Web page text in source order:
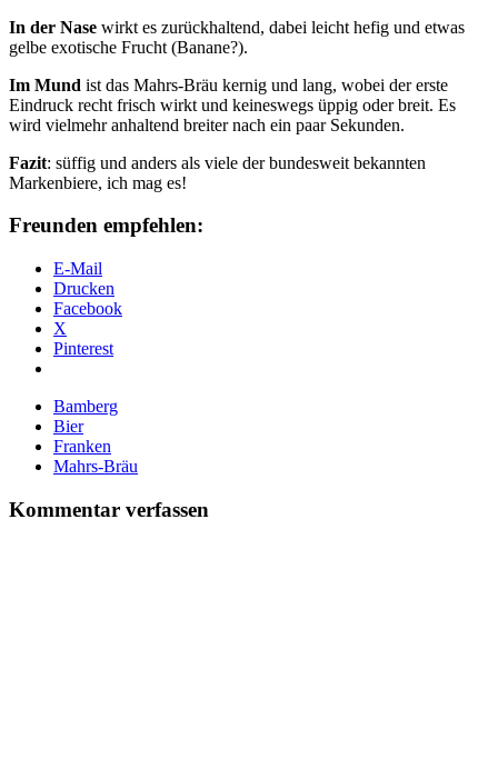
In der Nase wirkt es zurückhaltend, dabei leicht hefig und etwas
gelbe exotische Frucht (Banane?).
Im Mund ist das Mahrs-Bräu kernig und lang, wobei der erste
Eindruck recht frisch wirkt und keineswegs üppig oder breit. Es
wird vielmehr anhaltend breiter nach ein paar Sekunden.
Fazit: süffig und anders als viele der bundesweit bekannten
Markenbiere, ich mag es!
Freunden empfehlen:
E-Mail
Drucken
Facebook
X
Pinterest
Bamberg
Bier
Franken
Mahrs-Bräu
Kommentar verfassen